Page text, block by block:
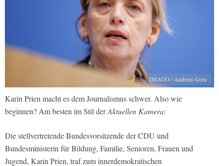
IMAGO / Andreas Gora
Karin Prien macht es dem Journalismus schwer. Also wie
beginnen? Am besten im Stil derAktuellen Kamera:
Die stellvertretende Bundesvorsitzende der CDU und
Bundesministerin für Bildung, Familie, Senioren, Frauen und
Jugend, Karin Prien, traf zum innerdemokratischen